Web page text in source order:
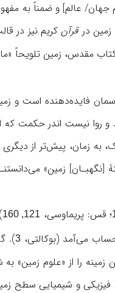
عالم] و ضمناً به
قرآنکریم نیز در
مقدس، زمین تلویحاً
خلقت یکباره و توأمان برمی‌شمارد (ص ۲۶۱)، و
روا نیست اندر حکمت که
[نگهبـان] زمین»
؛ قس: پریماوسی، 121, 160
می‌آمد (بوکالتی، 3
).
را از «علوم زمین» به
شرایط فیزیکی و شیمیایی